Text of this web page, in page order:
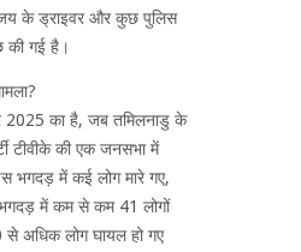
के ड्राइवर और कुछ पुलिस
की गई है।
2025 का है, जब तमिलनाडु के
टीवीके की एक जनसभा में
भगदड़ में कई लोग मारे गए,
में कम से कम 41 लोगों
अधिक लोग घायल हो गए